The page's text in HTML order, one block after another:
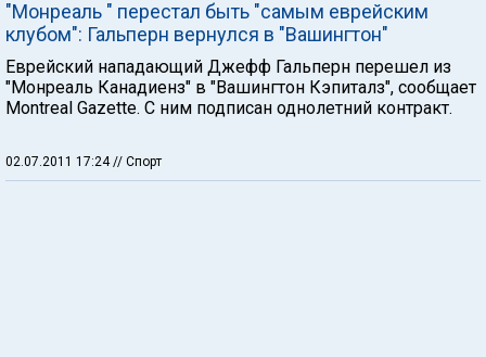
"Монреаль " перестал быть "самым еврейским
клубом": Гальперн вернулся в "Вашингтон"
Еврейский нападающий Джефф Гальперн перешел из
"Монреаль Канадиенз" в "Вашингтон Кэпиталз", сообщает
Montreal Gazette. С ним подписан однолетний контракт.
02.07.2011 17:24 // Спорт